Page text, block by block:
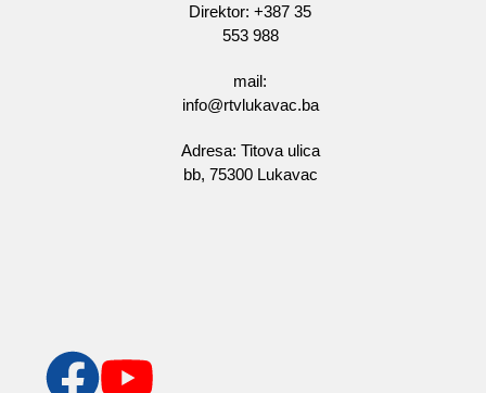
Direktor: +387 35
553 988
mail:
info@rtvlukavac.ba
Adresa: Titova ulica
bb, 75300 Lukavac